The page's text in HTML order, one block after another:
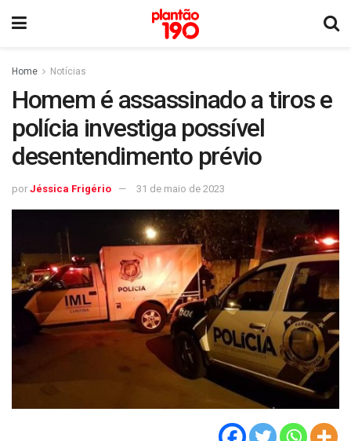
Home Notícias
Homem é assassinado a tiros e
polícia investiga possível
desentendimento prévio
por Jéssica Frigério 31 de maio de 2023